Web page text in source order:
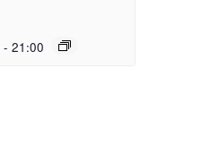
- 21:00